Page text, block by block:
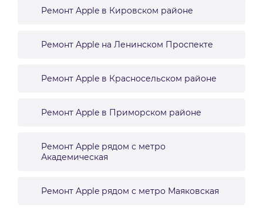
Ремонт Apple в Кировском районе
Ремонт Apple на Ленинском Проспекте
Ремонт Apple в Красносельском районе
Ремонт Apple в Приморском районе
Ремонт Apple рядом с метро
Академическая
Ремонт Apple рядом с метро Маяковская